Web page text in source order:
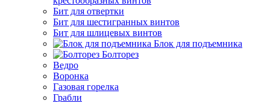
Бит для отвертки
Бит для шестигранных винтов
Бит для шлицевых винтов
Блок для подъемника
Болторез
Ведро
Воронка
Газовая горелка
Грабли